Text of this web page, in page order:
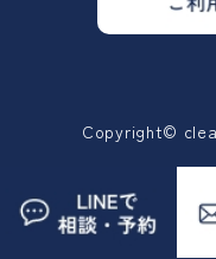
Copyright©